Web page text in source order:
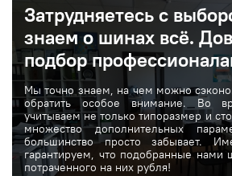
Затрудняетесь с
знаем о шинах вcё.
подбор
Мы точно знаем, на чем можно
обратить особое внимание. Во
учитываем не только типоразмер и
множество дополнительных
большинство просто забывает.
гарантируем, что подобранные нами
потраченного на них рубля!